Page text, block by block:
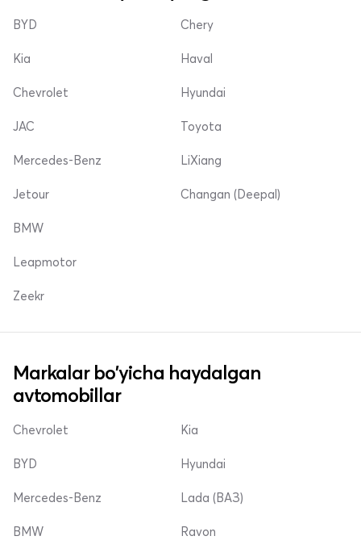
BYD
Kia
Chevrolet
Chery
Haval
Hyundai
JAC
Mercedes-Benz
Jetour
Toyota
LiXiang
Changan (Deepal)
BMW
Leapmotor
Zeekr
Markalar bo'yicha haydalgan
avtomobillar
Chevrolet
BYD
Mercedes-Benz
Kia
Hyundai
Lada (ВАЗ)
BMW Ravon